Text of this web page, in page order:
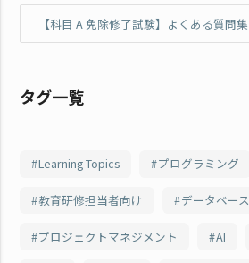
【科目 A 免除修了試験】よくある質問集
タグ一覧
Learning Topics プログラミング
教育研修担当者向け データベース
プロジェクトマネジメント AI